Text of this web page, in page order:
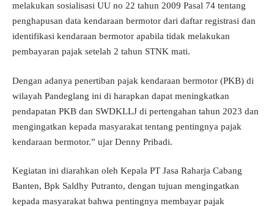
melakukan sosialisasi UU no 22 tahun 2009 Pasal 74 tentang
penghapusan data kendaraan bermotor dari daftar registrasi dan
identifikasi kendaraan bermotor apabila tidak melakukan
pembayaran pajak setelah 2 tahun STNK mati.
Dengan adanya penertiban pajak kendaraan bermotor (PKB) di
wilayah Pandeglang ini di harapkan dapat meningkatkan
pendapatan PKB dan SWDKLLJ di pertengahan tahun 2023 dan
mengingatkan kepada masyarakat tentang pentingnya pajak
kendaraan bermotor.” ujar Denny Pribadi.
Kegiatan ini diarahkan oleh Kepala PT Jasa Raharja Cabang
Banten, Bpk Saldhy Putranto, dengan tujuan mengingatkan
kepada masyarakat bahwa pentingnya membayar pajak